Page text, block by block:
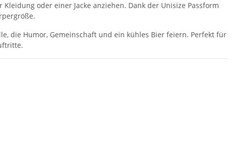
oder einer Jacke anziehen. Dank der Unisize Passform
die Humor, Gemeinschaft und ein kühles Bier feiern. Perfekt für
SAMMELSTELLE